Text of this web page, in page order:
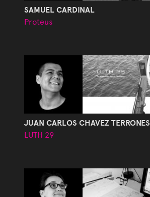
SAMUEL CARDINAL
Proteus
JUAN CARLOS CHAVEZ TERRONES
LUTH 29